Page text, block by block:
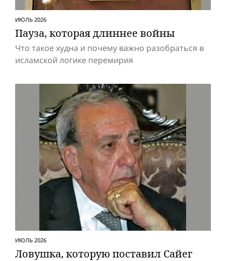
ИЮЛЬ 2026
Пауза, которая длиннее вой­ны
Что такое худна и почему важно разобраться в
исламской логике перемирия
ИЮЛЬ 2026
Ловушка, которую поставил Сайег